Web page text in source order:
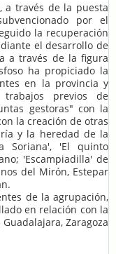
a través de la puesta
por el
la recuperación
el desarrollo de
a través de la figura
ha propiciado la
en la provincia y
previos de
gestoras" con la
la creación de otras
y la heredad de la
Soriana', 'El quinto
'Escampiadilla' de
del Mirón, Estepar
de la agrupación,
en relación con la
Zaragoza